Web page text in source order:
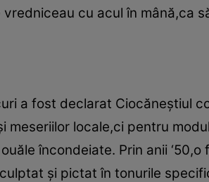
cu acul în mână,ca
a fost declarat Ciocăneştiul
meseriilor locale,ci pentru
încondeiate. Prin anii
şi pictat în tonurile